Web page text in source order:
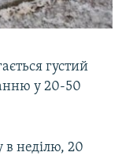
густий
у 20-50
неділю, 20